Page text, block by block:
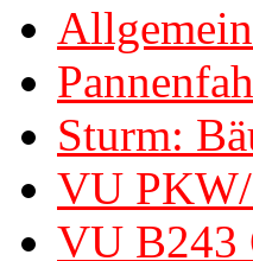
Sturm:
VU
VU B243